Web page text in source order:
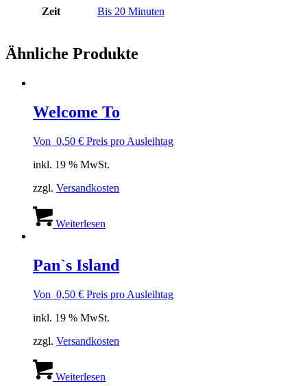
Zeit Bis 20 Minuten
Ähnliche Produkte
Welcome To
Von 0,50 € Preis pro Ausleihtag
inkl. 19 % MwSt.
zzgl. Versandkosten
Weiterlesen
Pan`s Island
Von 0,50 € Preis pro Ausleihtag
inkl. 19 % MwSt.
zzgl. Versandkosten
Weiterlesen